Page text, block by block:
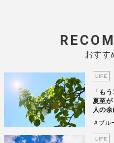
おすす
LIFE
「も
夏至が
人の余
＃ブル
LIFE